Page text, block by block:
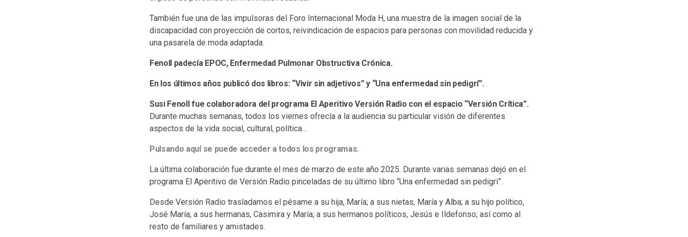
También fue una de las impulsoras del Foro Internacional Moda H, una muestra de la imagen social de la
discapacidad con proyección de cortos, reivindicación de espacios para personas con movilidad reducida y
una pasarela de moda adaptada.
Fenoll padecía EPOC, Enfermedad Pulmonar Obstructiva Crónica.
En los últimos años publicó dos libros: “Vivir sin adjetivos” y “Una enfermedad sin pedigrí”.
Susi Fenoll fue colaboradora del programa El Aperitivo Versión Radio con el espacio “Versión Crítica”.
Durante muchas semanas, todos los viernes ofrecía a la audiencia su particular visión de diferentes
aspectos de la vida social, cultural, política…
Pulsando aquí se puede acceder a todos los programas.
La última colaboración fue durante el mes de marzo de este año 2025. Durante varias semanas dejó en el
programa El Aperitivo de Versión Radio pinceladas de su último libro “Una enfermedad sin pedigrí”.
Desde Versión Radio trasladamos el pésame a su hija, María; a sus nietas, María y Alba; a su hijo político,
José María; a sus hermanas, Casimira y María; a sus hermanos políticos, Jesús e Ildefonso; así como al
resto de familiares y amistades.